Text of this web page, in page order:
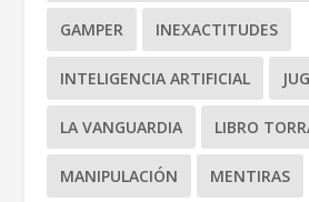
GAMPER INEXACTITUDES
INTELIGENCIA ARTIFICIAL
LA VANGUARDIA LIBRO
MANIPULACIÓN MENTIRAS